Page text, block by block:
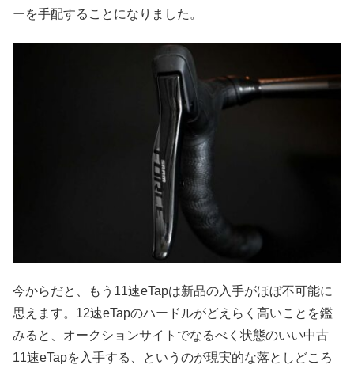
ーを手配することになりました。
今からだと、もう11速eTapは新品の入手がほぼ不可能に
思えます。12速eTapのハードルがどえらく高いことを鑑
みると、オークションサイトでなるべく状態のいい中古
11速eTapを入手する、というのが現実的な落としどころ